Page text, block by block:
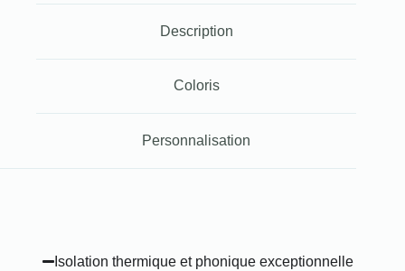
Description
Coloris
Personnalisation
Isolation thermique et phonique exceptionnelle